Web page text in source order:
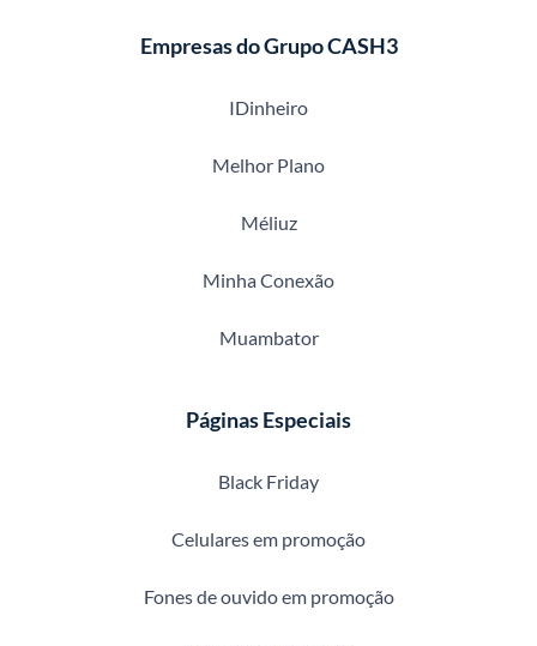
Empresas do Grupo CASH3
IDinheiro
Melhor Plano
Méliuz
Minha Conexão
Muambator
Páginas Especiais
Black Friday
Celulares em promoção
Fones de ouvido em promoção